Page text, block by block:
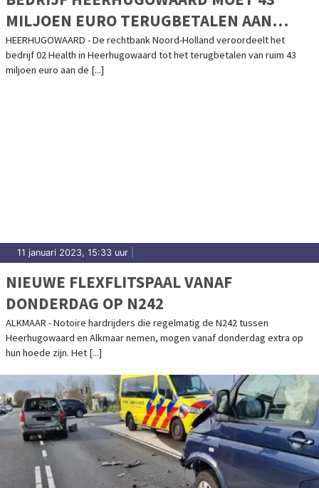
MILJOEN EURO TERUGBETALEN AAN
STAAT VOOR ONDEUGDELIJKE
MONDMASKERS
HEERHUGOWAARD - De rechtbank Noord-Holland veroordeelt het
bedrijf 02 Health in Heerhugowaard tot het terugbetalen van ruim 43
miljoen euro aan de [...]
11 januari 2023, 15:33 uur
NIEUWE FLEXFLITSPAAL VANAF
DONDERDAG OP N242
ALKMAAR - Notoire hardrijders die regelmatig de N242 tussen
Heerhugowaard en Alkmaar nemen, mogen vanaf donderdag extra op
hun hoede zijn. Het [...]